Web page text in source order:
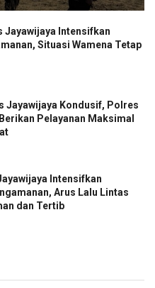
Jayawijaya Intensifkan
Situasi Wamena Tetap
Jayawijaya Kondusif, Polres
Pelayanan Maksimal
Intensifkan
Arus Lalu Lintas
dan Tertib